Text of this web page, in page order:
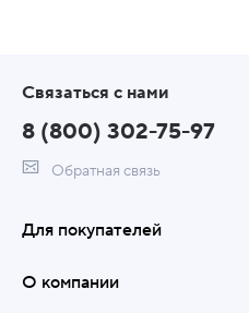
Связаться с нами
8 (800) 302-75-97
Обратная связь
Для покупателей
О компании